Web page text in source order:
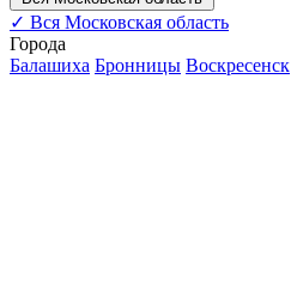
✓ Вся Московская область
Города
Балашиха Бронницы Воскресенск